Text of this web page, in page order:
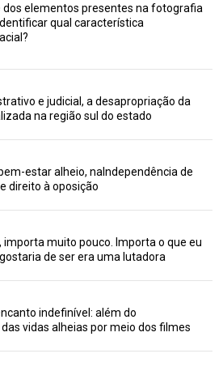
dos elementos presentes na fotografia
qual característica
e judicial, a desapropriação da
na região sul do estado
estar alheio, naIndependência de
direito à oposição
importa muito pouco. Importa o que eu
de ser era uma lutadora
indefinível: além do
vidas alheias por meio dos filmes